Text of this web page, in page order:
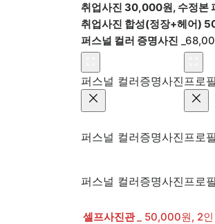
취업사진 30,000원, 수정본
취업사진 합성(정장+헤어)
퍼스널 컬러 증명사진
퍼스널 컬러증명사진
퍼스널 컬러증명사진
퍼스널 컬러증명사진
프로
프로
프로
셀프사진관 _ 50,000원, 2